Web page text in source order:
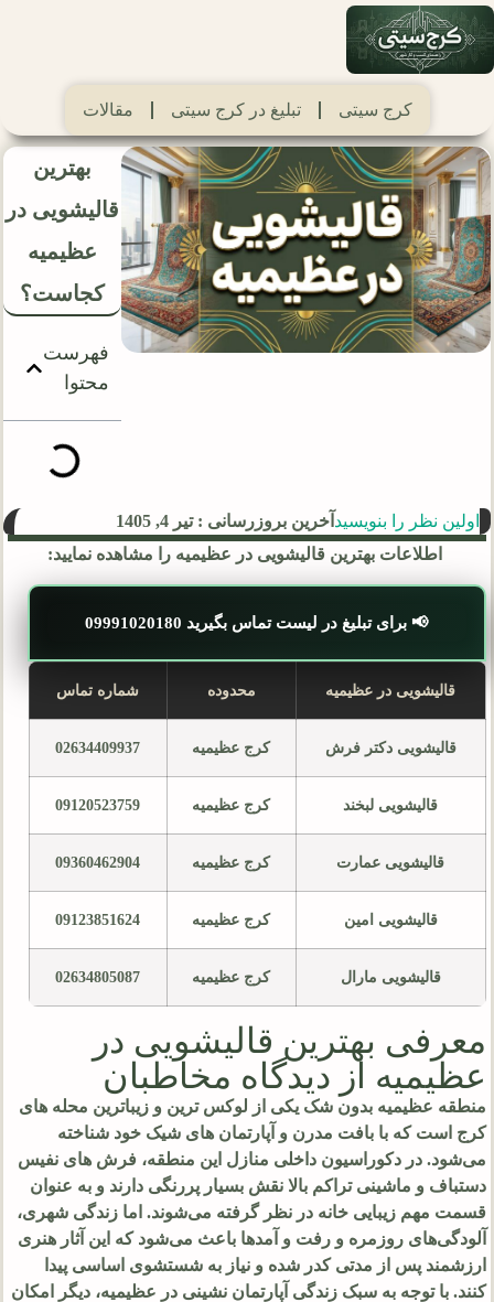
کرج سیتی تبلیغ در کرج سیتی مقالات
بهترین
قالیشویی در
عظیمیه
کجاست؟
فهرست
محتوا
اولین نظر را بنویسید آخرین بروزرسانی : تیر 4, 1405
اطلاعات بهترین قالیشویی در عظیمیه را مشاهده نمایید:
📢 برای تبلیغ در لیست تماس بگیرید 09991020180
قالیشویی در عظیمیه محدوده شماره تماس
قالیشویی دکتر فرش کرج عظیمیه 02634409937
قالیشویی لبخند کرج عظیمیه 09120523759
قالیشویی عمارت کرج عظیمیه 09360462904
قالیشویی امین کرج عظیمیه 09123851624
قالیشویی مارال کرج عظیمیه 02634805087
معرفی بهترین قالیشویی در
عظیمیه از دیدگاه مخاطبان
منطقه عظیمیه بدون شک یکی از لوکس‌ ترین و زیباترین محله‌ های
کرج است که با بافت مدرن و آپارتمان‌ های شیک خود شناخته
می‌شود. در دکوراسیون داخلی منازل این منطقه، فرش‌ های نفیس
دستباف و ماشینی تراکم بالا نقش بسیار پررنگی دارند و به عنوان
قسمت مهم زیبایی خانه در نظر گرفته می‌شوند. اما زندگی شهری،
آلودگی‌های روزمره و رفت‌ و آمدها باعث می‌شود که این آثار هنری
ارزشمند پس از مدتی کدر شده و نیاز به شستشوی اساسی پیدا
کنند. با توجه به سبک زندگی آپارتمان‌ نشینی در عظیمیه، دیگر امکان